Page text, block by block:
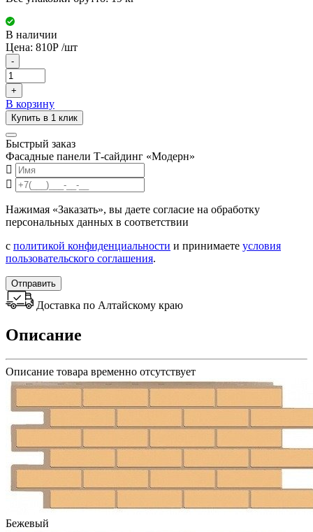
В наличии
Цена: 810Р /шт
-
+
В корзину
Купить в 1 клик
Быстрый заказ
Фасадные панели Т-сайдинг «Модерн»
Нажимая «Заказать», вы даете согласие на обработку
персональных данных в соответствии
с политикой конфиденциальности и принимаете условия
пользовательского соглашения.
Отправить
Доставка по Алтайскому краю
Описание
Описание товара временно отсутствует
Бежевый